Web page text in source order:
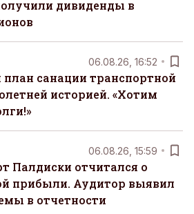
дивиденды в
06.08.26, 16:52
санации транспортной
историей. «Хотим
06.08.26, 15:59
Палдиски отчитался о
прибыли. Аудитор выявил
в отчетности